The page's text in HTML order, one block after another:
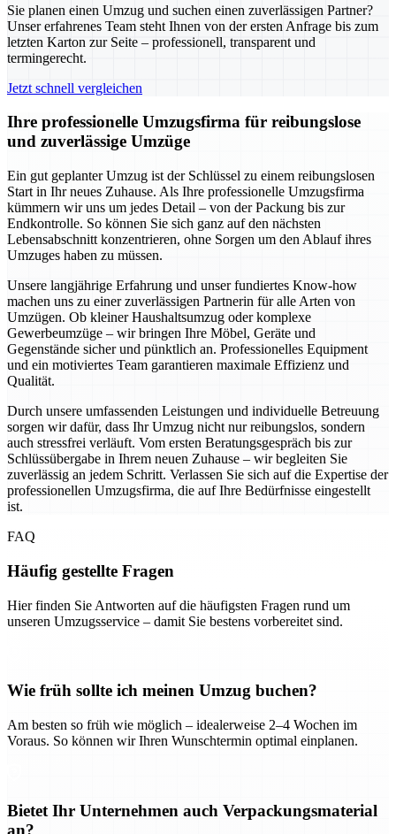
Sie planen einen Umzug und suchen einen zuverlässigen Partner?
Unser erfahrenes Team steht Ihnen von der ersten Anfrage bis zum
letzten Karton zur Seite – professionell, transparent und
termingerecht.
Jetzt schnell vergleichen
Ihre professionelle Umzugsfirma für reibungslose
und zuverlässige Umzüge
Ein gut geplanter Umzug ist der Schlüssel zu einem reibungslosen
Start in Ihr neues Zuhause. Als Ihre professionelle Umzugsfirma
kümmern wir uns um jedes Detail – von der Packung bis zur
Endkontrolle. So können Sie sich ganz auf den nächsten
Lebensabschnitt konzentrieren, ohne Sorgen um den Ablauf ihres
Umzuges haben zu müssen.
Unsere langjährige Erfahrung und unser fundiertes Know-how
machen uns zu einer zuverlässigen Partnerin für alle Arten von
Umzügen. Ob kleiner Haushaltsumzug oder komplexe
Gewerbeumzüge – wir bringen Ihre Möbel, Geräte und
Gegenstände sicher und pünktlich an. Professionelles Equipment
und ein motiviertes Team garantieren maximale Effizienz und
Qualität.
Durch unsere umfassenden Leistungen und individuelle Betreuung
sorgen wir dafür, dass Ihr Umzug nicht nur reibungslos, sondern
auch stressfrei verläuft. Vom ersten Beratungsgespräch bis zur
Schlüssübergabe in Ihrem neuen Zuhause – wir begleiten Sie
zuverlässig an jedem Schritt. Verlassen Sie sich auf die Expertise der
professionellen Umzugsfirma, die auf Ihre Bedürfnisse eingestellt
ist.
FAQ
Häufig gestellte Fragen
Hier finden Sie Antworten auf die häufigsten Fragen rund um
unseren Umzugsservice – damit Sie bestens vorbereitet sind.
Wie früh sollte ich meinen Umzug buchen?
Am besten so früh wie möglich – idealerweise 2–4 Wochen im
Voraus. So können wir Ihren Wunschtermin optimal einplanen.
Bietet Ihr Unternehmen auch Verpackungsmaterial
an?